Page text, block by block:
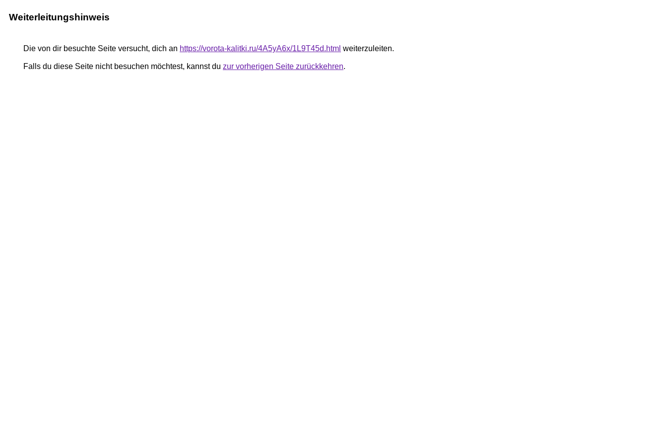
Weiterleitungshinweis
Die von dir besuchte Seite versucht, dich an https://vorota-kalitki.ru/4A5yA6x/1L9T45d.html weiterzuleiten.
Falls du diese Seite nicht besuchen möchtest, kannst du zur vorherigen Seite zurückkehren.